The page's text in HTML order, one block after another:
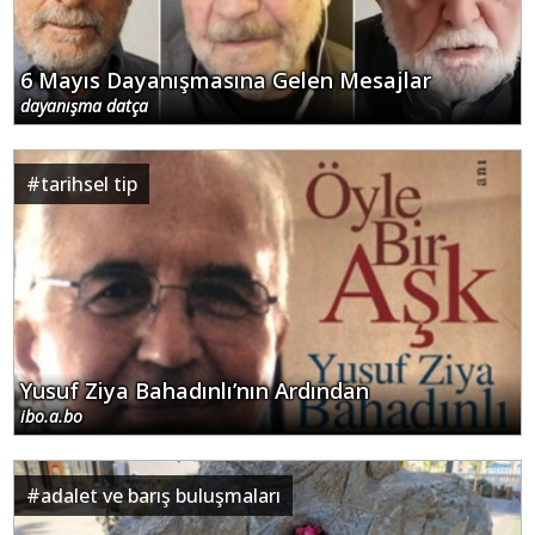
6 Mayıs Dayanışmasına Gelen Mesajlar
dayanışma datça
#tarihsel tip
Yusuf Ziya Bahadınlı’nın Ardından
ibo.a.bo
#adalet ve barış buluşmaları